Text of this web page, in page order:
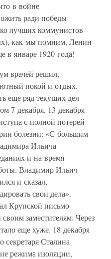
в войне
ради победы
лучших коммунистов
как мы помним, Ленин
в январе 1920 года!
врачей решил,
покой и отдых.
еще ряд текущих дел
7 декабря. 13 декабря
с полной потерей
болезни: «С большим
Ильича
и на время
Владимир Ильич
и сказал,
свои дела».
Крупской письмо
своим заместителям. Через
еще хуже. 18 декабря
секретаря Сталина
режима изоляции,